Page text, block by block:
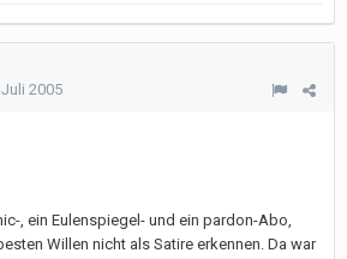
Juli 2005
, ein Eulenspiegel- und ein pardon-Abo,
Willen nicht als Satire erkennen. Da war